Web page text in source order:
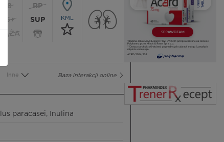
18
65+
CIĄŻA
RP
SUP
KML
Baza interakcji online
Inne
paracasei, Inulina